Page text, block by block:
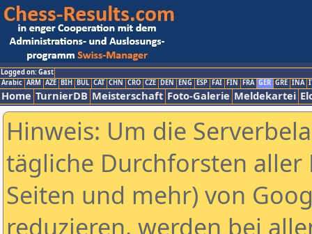
Logged on: Gast
Arabic ARM AZE BIH BUL CAT CHN CRO CZE DEN ENG ESP FAI FIN FRA GER GRE INA
Home TurnierDB Meisterschaft Foto-Galerie Meldekartei
Hinweis: Um die
tägliche Durchforsten aller
Seiten und mehr) von
reduzieren, werden bei